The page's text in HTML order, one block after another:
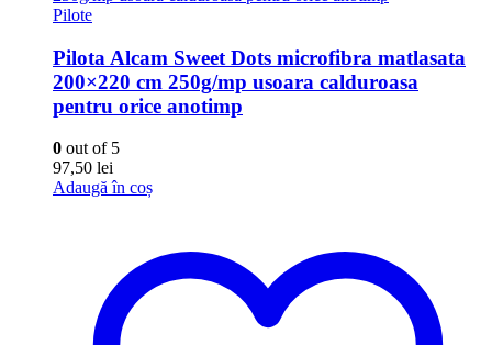
Pilote
Pilota Alcam Sweet Dots microfibra matlasata
200×220 cm 250g/mp usoara calduroasa
pentru orice anotimp
0 out of 5
97,50 lei
Adaugă în coș